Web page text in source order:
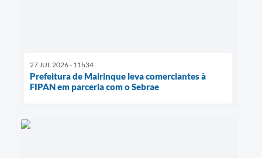
27 JUL 2026 - 11h34
Prefeitura de Mairinque leva comerciantes à
FIPAN em parceria com o Sebrae